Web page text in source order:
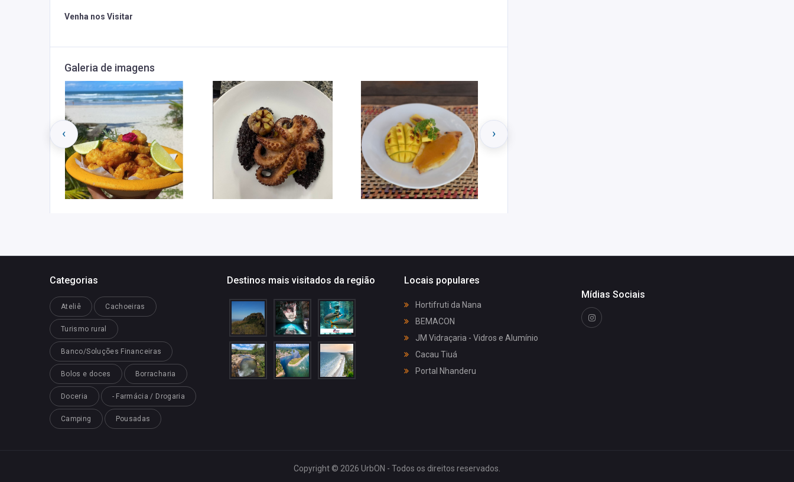
Venha nos Visitar
Galeria de imagens
‹ ›
Categorias
Ateliê Cachoeiras
Turismo rural
Banco/Soluções Financeiras
Bolos e doces Borracharia
Doceria - Farmácia / Drogaria
Camping Pousadas
Destinos mais visitados da região Locais populares
Hortifruti da Nana
BEMACON
JM Vidraçaria - Vidros e Alumínio
Cacau Tiuá
Portal Nhanderu
Mídias Sociais
Copyright © 2026 UrbON - Todos os direitos reservados.